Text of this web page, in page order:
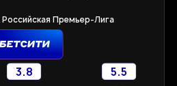
Премьер-Лига
3.8 5.5